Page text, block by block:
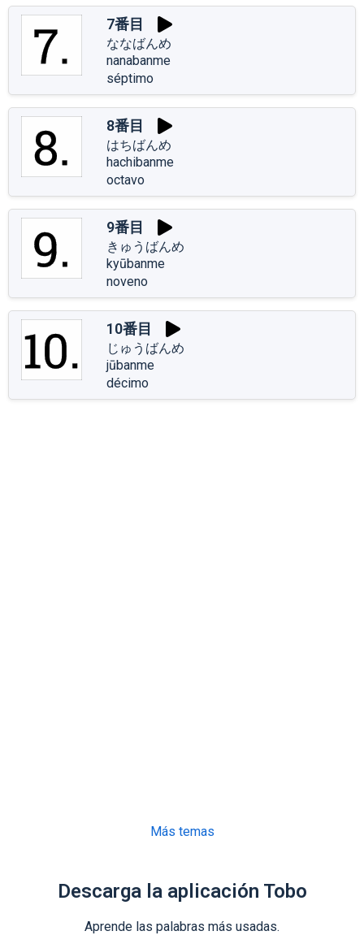
7番目
ななばんめ
nanabanme
séptimo
8番目
はちばんめ
hachibanme
octavo
9番目
きゅうばんめ
kyūbanme
noveno
10番目
じゅうばんめ
jūbanme
décimo
Más temas
Descarga la aplicación Tobo
Aprende las palabras más usadas.